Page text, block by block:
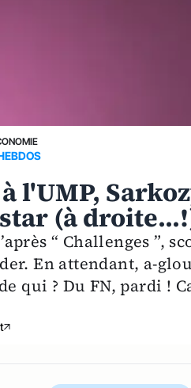
l'UMP,
(à
“ Challenges ”,
En attendant, a-
qui ? Du FN, pardi !